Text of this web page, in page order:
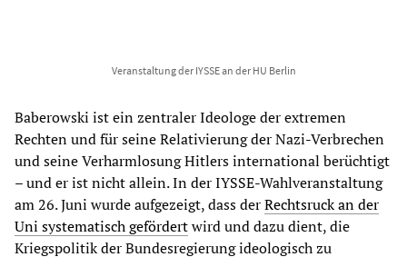
Veranstaltung der IYSSE an der HU Berlin
Baberowski ist ein zentraler Ideologe der extremen
Rechten und für seine Relativierung der Nazi-Verbrechen
und seine Verharmlosung Hitlers international berüchtigt
– und er ist nicht allein. In der IYSSE-Wahlveranstaltung
am 26. Juni wurde aufgezeigt, dass derRechtsruck an der
Uni systematisch gefördertwird und dazu dient, die
Kriegspolitik der Bundesregierung ideologisch zu